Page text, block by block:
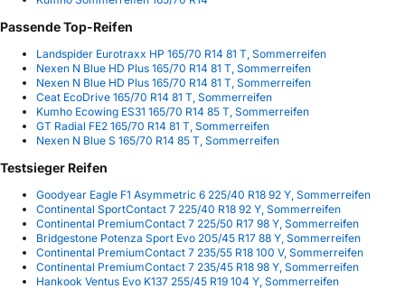
Passende Top-Reifen
Landspider Eurotraxx HP 165/70 R14 81 T, Sommerreifen
Nexen N Blue HD Plus 165/70 R14 81 T, Sommerreifen
Nexen N Blue HD Plus 165/70 R14 81 T, Sommerreifen
Ceat EcoDrive 165/70 R14 81 T, Sommerreifen
Kumho Ecowing ES31 165/70 R14 85 T, Sommerreifen
GT Radial FE2 165/70 R14 81 T, Sommerreifen
Nexen N Blue S 165/70 R14 85 T, Sommerreifen
Testsieger Reifen
Goodyear Eagle F1 Asymmetric 6 225/40 R18 92 Y, Sommerreifen
Continental SportContact 7 225/40 R18 92 Y, Sommerreifen
Continental PremiumContact 7 225/50 R17 98 Y, Sommerreifen
Bridgestone Potenza Sport Evo 205/45 R17 88 Y, Sommerreifen
Continental PremiumContact 7 235/55 R18 100 V, Sommerreifen
Continental PremiumContact 7 235/45 R18 98 Y, Sommerreifen
Hankook Ventus Evo K137 255/45 R19 104 Y, Sommerreifen